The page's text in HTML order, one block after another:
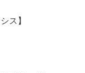
ス】